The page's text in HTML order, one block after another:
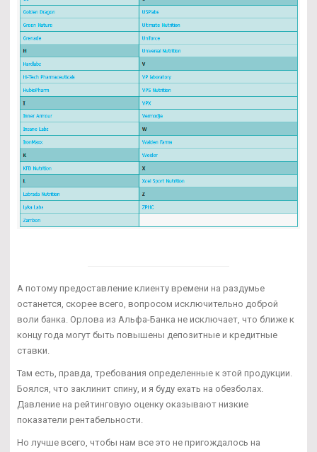
А потому предоставление клиенту времени на раздумье
останется, скорее всего, вопросом исключительно доброй
воли банка. Орлова из Альфа-Банка не исключает, что ближе к
концу года могут быть повышены депозитные и кредитные
ставки.
Там есть, правда, требования определенные к этой продукции.
Боялся, что заклинит спину, и я буду ехать на обезболах.
Давление на рейтинговую оценку оказывают низкие
показатели рентабельности.
Но лучше всего, чтобы нам все это не пригождалось на